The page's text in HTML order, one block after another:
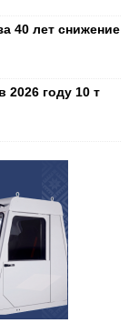
40 лет снижение
году 10 т